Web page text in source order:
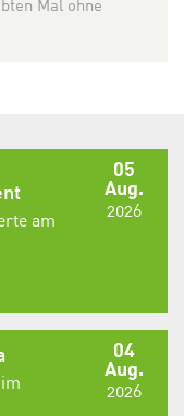
05
Aug.
2026
am
04
Aug.
2026